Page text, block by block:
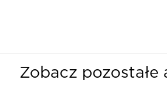
Zobacz pozostałe